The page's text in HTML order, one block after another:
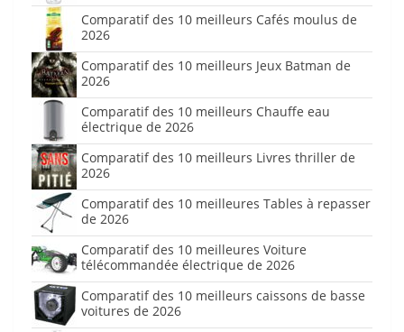
Comparatif des 10 meilleurs Cafés moulus de
2026
Comparatif des 10 meilleurs Jeux Batman de
2026
Comparatif des 10 meilleurs Chauffe eau
électrique de 2026
Comparatif des 10 meilleurs Livres thriller de
2026
Comparatif des 10 meilleures Tables à repasser
de 2026
Comparatif des 10 meilleures Voiture
télécommandée électrique de 2026
Comparatif des 10 meilleurs caissons de basse
voitures de 2026